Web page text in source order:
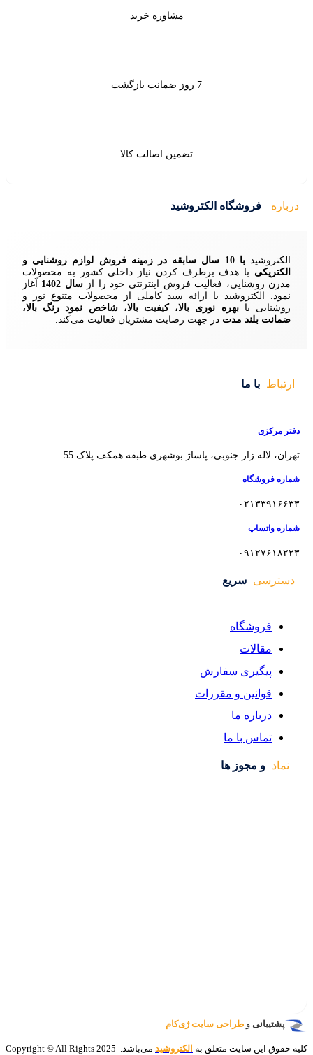
زمینه فروش لوازم روشنایی و
نیاز داخلی کشور به محصولات
اینترنتی خود را ازسال 1402
آغاز
سبد کاملی از محصولات متنوع نور و
کیفیت بالا، شاخص نمود رنگ بالا،
مشتریان فعالیت می‌کند.
بوشهری طبقه همکف پلاک 55
می‌باشد. 2025 Copyright © All Rights